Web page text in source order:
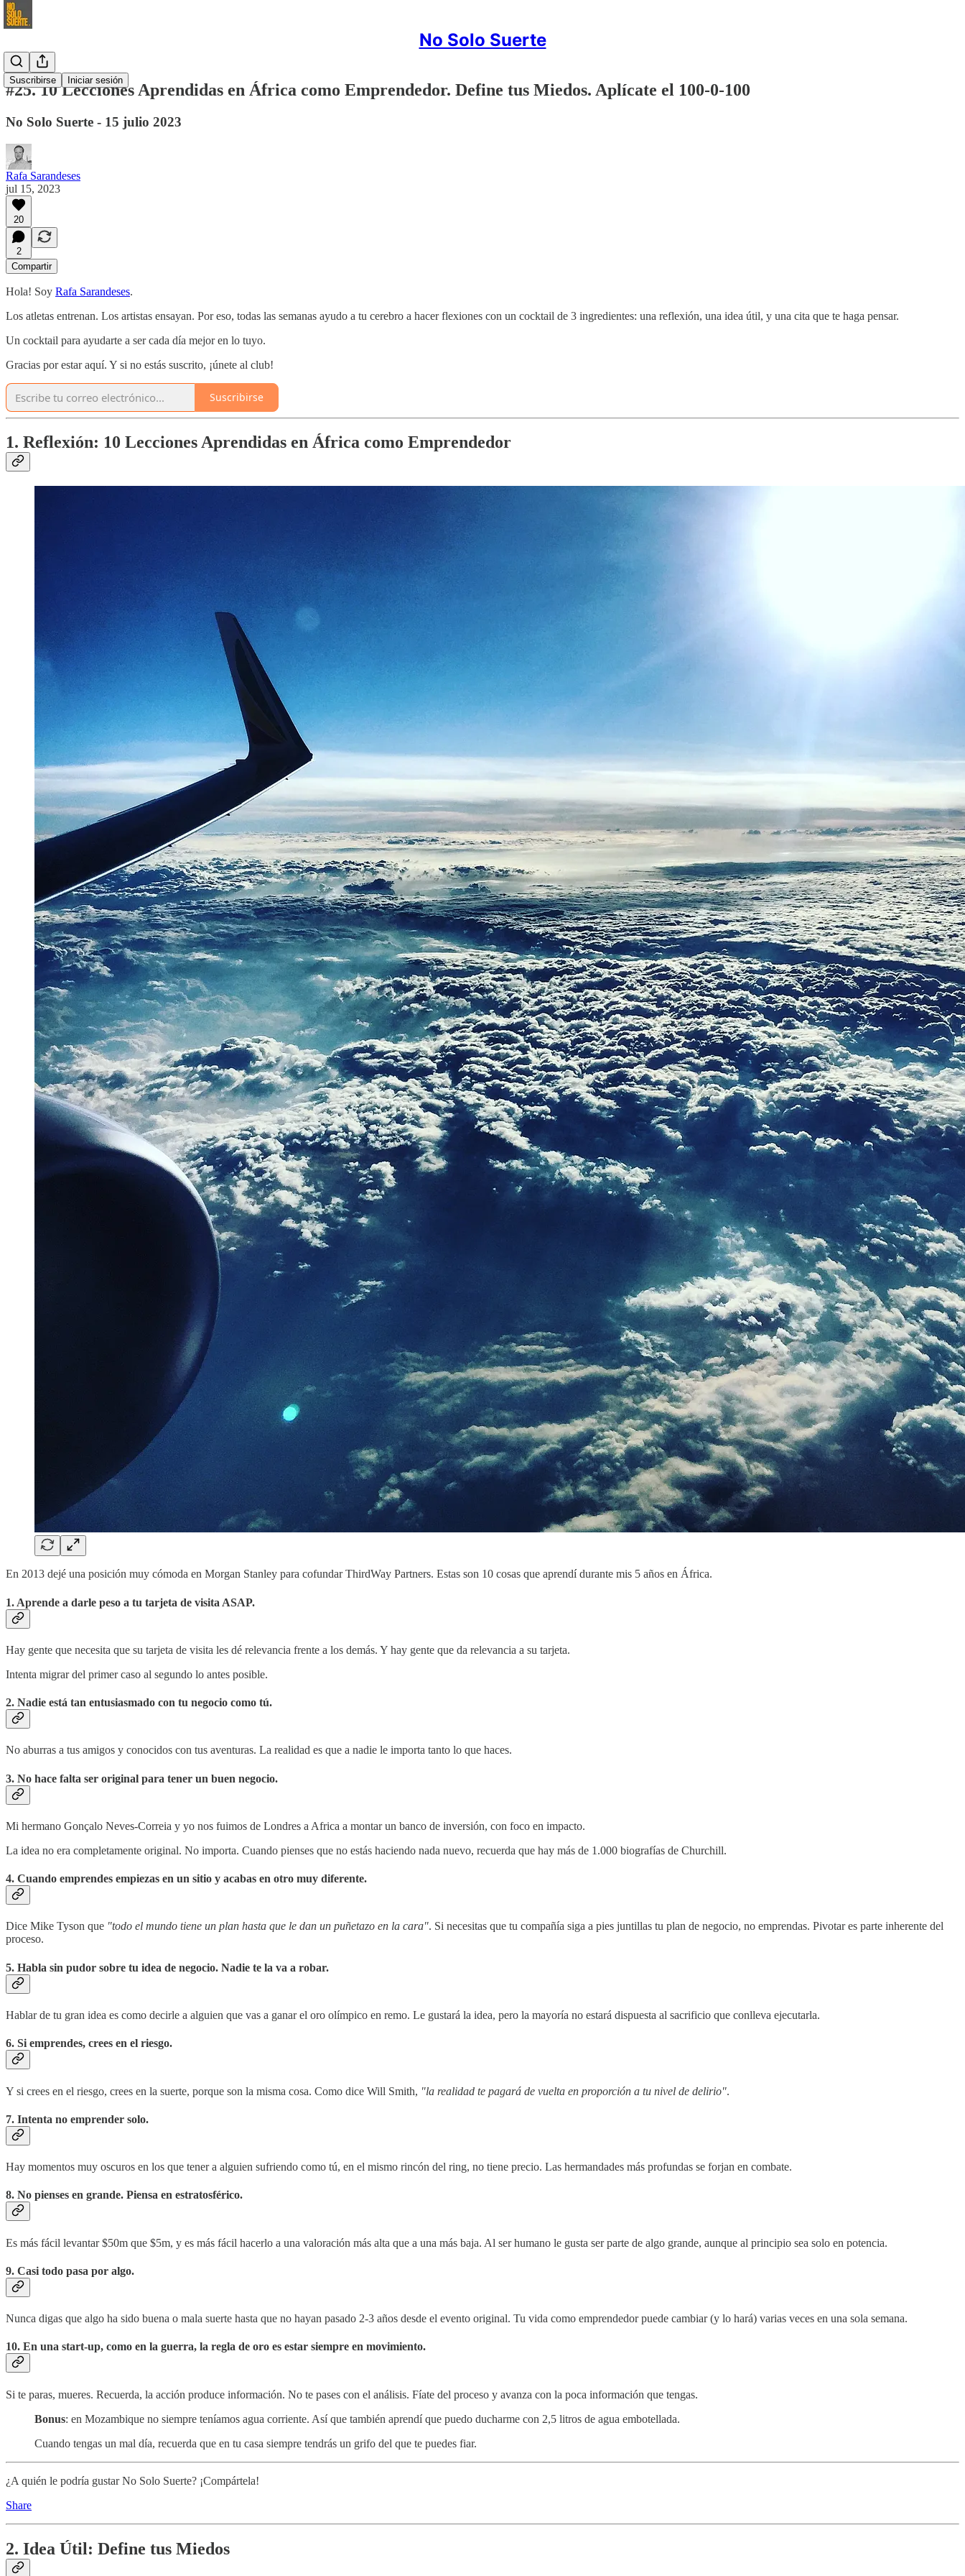
No Solo Suerte
Suscribirse Iniciar sesión
#25. 10 Lecciones Aprendidas en África como Emprendedor. Define tus Miedos. Aplícate el 100-0-100
No Solo Suerte - 15 julio 2023
Rafa Sarandeses
jul 15, 2023
20
2
Compartir
Hola! Soy Rafa Sarandeses.
Los atletas entrenan. Los artistas ensayan. Por eso, todas las semanas ayudo a tu cerebro a hacer flexiones con un cocktail de 3 ingredientes: una reflexión, una idea útil, y una cita que te haga pensar.
Un cocktail para ayudarte a ser cada día mejor en lo tuyo.
Gracias por estar aquí. Y si no estás suscrito, ¡únete al club!
Suscribirse
1. Reflexión: 10 Lecciones Aprendidas en África como Emprendedor
En 2013 dejé una posición muy cómoda en Morgan Stanley para cofundar ThirdWay Partners. Estas son 10 cosas que aprendí durante mis 5 años en África.
1. Aprende a darle peso a tu tarjeta de visita ASAP.
Hay gente que necesita que su tarjeta de visita les dé relevancia frente a los demás. Y hay gente que da relevancia a su tarjeta.
Intenta migrar del primer caso al segundo lo antes posible.
2. Nadie está tan entusiasmado con tu negocio como tú.
No aburras a tus amigos y conocidos con tus aventuras. La realidad es que a nadie le importa tanto lo que haces.
3. No hace falta ser original para tener un buen negocio.
Mi hermano Gonçalo Neves-Correia y yo nos fuimos de Londres a Africa a montar un banco de inversión, con foco en impacto.
La idea no era completamente original. No importa. Cuando pienses que no estás haciendo nada nuevo, recuerda que hay más de 1.000 biografías de Churchill.
4. Cuando emprendes empiezas en un sitio y acabas en otro muy diferente.
Dice Mike Tyson que "todo el mundo tiene un plan hasta que le dan un puñetazo en la cara". Si necesitas que tu compañía siga a pies juntillas tu plan de negocio, no emprendas. Pivotar es parte inherente del
proceso.
5. Habla sin pudor sobre tu idea de negocio. Nadie te la va a robar.
Hablar de tu gran idea es como decirle a alguien que vas a ganar el oro olímpico en remo. Le gustará la idea, pero la mayoría no estará dispuesta al sacrificio que conlleva ejecutarla.
6. Si emprendes, crees en el riesgo.
Y si crees en el riesgo, crees en la suerte, porque son la misma cosa. Como dice Will Smith, "la realidad te pagará de vuelta en proporción a tu nivel de delirio".
7. Intenta no emprender solo.
Hay momentos muy oscuros en los que tener a alguien sufriendo como tú, en el mismo rincón del ring, no tiene precio. Las hermandades más profundas se forjan en combate.
8. No pienses en grande. Piensa en estratosférico.
Es más fácil levantar $50m que $5m, y es más fácil hacerlo a una valoración más alta que a una más baja. Al ser humano le gusta ser parte de algo grande, aunque al principio sea solo en potencia.
9. Casi todo pasa por algo.
Nunca digas que algo ha sido buena o mala suerte hasta que no hayan pasado 2-3 años desde el evento original. Tu vida como emprendedor puede cambiar (y lo hará) varias veces en una sola semana.
10. En una start-up, como en la guerra, la regla de oro es estar siempre en movimiento.
Si te paras, mueres. Recuerda, la acción produce información. No te pases con el análisis. Fíate del proceso y avanza con la poca información que tengas.
Bonus: en Mozambique no siempre teníamos agua corriente. Así que también aprendí que puedo ducharme con 2,5 litros de agua embotellada.
Cuando tengas un mal día, recuerda que en tu casa siempre tendrás un grifo del que te puedes fiar.
¿A quién le podría gustar No Solo Suerte? ¡Compártela!
Share
2. Idea Útil: Define tus Miedos